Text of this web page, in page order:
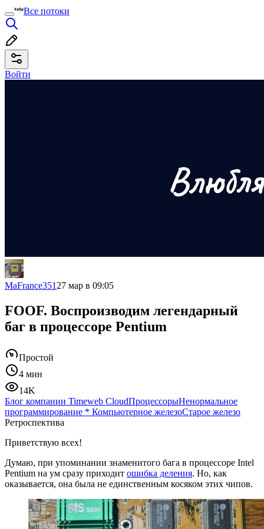
Все потоки
Войти
MaFrance351 27 мар в 09:05
FOOF. Воспроизводим легендарный
баг в процессоре Pentium
Простой
4 мин
14K
Блог компании Timeweb CloudПроцессорыНенормальное
программирование * Компьютерное железоСтарое железо
Ретроспектива
Приветствую всех!
Думаю, при упоминании знаменитого бага в процессоре Intel
Pentium на ум сразу приходит ошибка деления. Но, как
оказывается, она была не единственным косяком этих чипов.